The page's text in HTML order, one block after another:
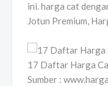
ini. harga cat
Jotun Premium,
17 Daftar Harga
Sumber :